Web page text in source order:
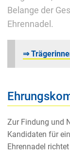
Belange der
Ehrennadel.
⇒
Zur Findung und
Kandidaten für
Ehrennadel